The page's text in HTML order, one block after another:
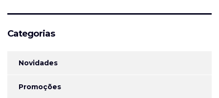
Categorias
Novidades
Promoções